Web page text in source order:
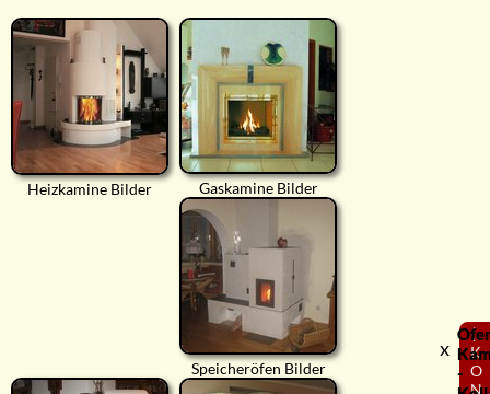
Heizkamine Bilder Gaskamine Bilder
Speicheröfen Bilder
⟨
K
O
N
-
x